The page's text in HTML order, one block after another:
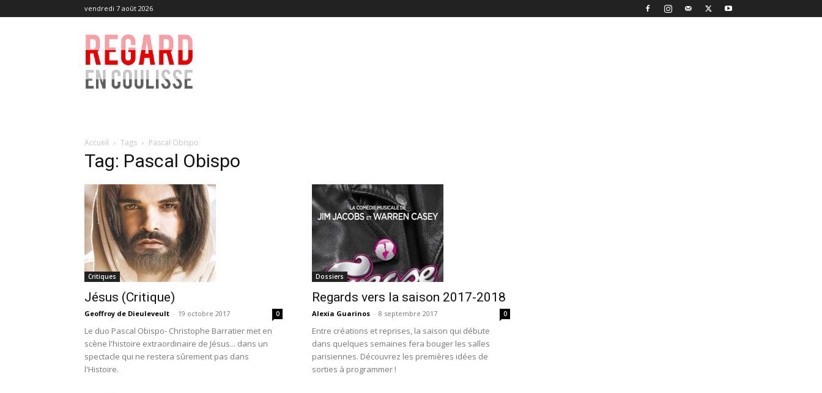
vendredi 7 août 2026
Regard
en
Coulisse
Accueil Tags Pascal Obispo
Tag: Pascal Obispo
Critiques
Jésus (Critique)
Geoffroy de Dieuleveult - 19 octobre 2017 0
Le duo Pascal Obispo- Christophe Barratier met en
scène l'histoire extraordinaire de Jésus... dans un
spectacle qui ne restera sûrement pas dans
l'Histoire.
Dossiers
Regards vers la saison 2017-2018
Alexia Guarinos - 8 septembre 2017 0
Entre créations et reprises, la saison qui débute
dans quelques semaines fera bouger les salles
parisiennes. Découvrez les premières idées de
sorties à programmer !